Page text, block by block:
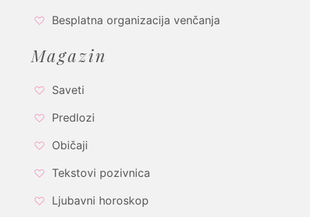
Besplatna organizacija venčanja
Magazin
Saveti
Predlozi
Običaji
Tekstovi pozivnica
Ljubavni horoskop